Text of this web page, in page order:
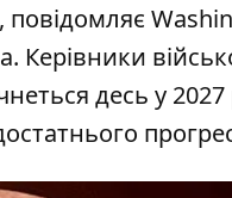
Керівники
десь у 2027